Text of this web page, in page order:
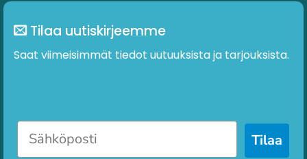
Tilaa uutiskirjeemme
Saat viimeisimmät tiedot uutuuksista ja tarjouksista.
Tilaa